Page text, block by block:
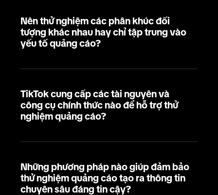
Nên thử nghiệm các phân khúc đối
tượng khác nhau hay chỉ tập trung vào
yếu tố quảng cáo?
TikTok cung cấp các tài nguyên và
công cụ chính thức nào để hỗ trợ thử
nghiệm quảng cáo?
Những phương pháp nào giúp đảm bảo
thử nghiệm quảng cáo tạo ra thông tin
chuyên sâu đáng tin cậy?